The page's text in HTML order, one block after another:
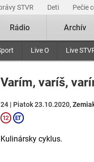
STVR Deti Pečie
Live O Live
Rádio Archív
Varím, varíš,
24 | Piatok 23.10.2020,
Kulinársky cyklus.